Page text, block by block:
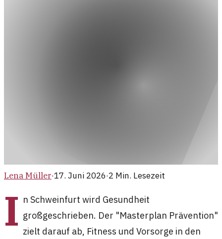
Lena Müller·17. Juni 2026·2 Min. Lesezeit
I n Schweinfurt wird Gesundheit
großgeschrieben. Der "Masterplan Prävention"
zielt darauf ab, Fitness und Vorsorge in den